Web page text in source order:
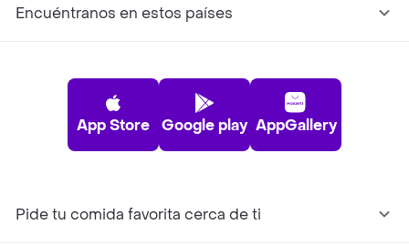
Encuéntranos en estos países
App Store Google play AppGallery
Pide tu comida favorita cerca de ti